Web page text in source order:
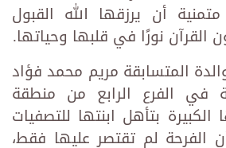
متمنية أن يرزقها الله القبول
القرآن نورًا في قلبها وحياتها.
المتسابقة مريم محمد فؤاد
في الفرع الرابع من منطقة
بتأهل ابنتها للتصفيات
الفرحة لم تقتصر عليها فقط،